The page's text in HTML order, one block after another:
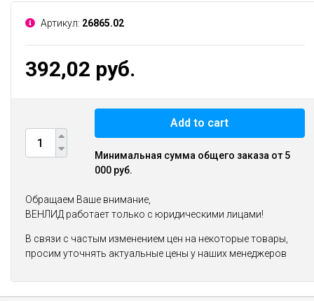
Артикул: 26865.02
392,02 руб.
Add to cart
Минимальная сумма общего заказа от 5
000 руб.
Обращаем Ваше внимание,
ВЕНЛИД работает только с юридическими лицами!
В связи с частым изменением цен на некоторые товары,
просим уточнять актуальные цены у наших менеджеров